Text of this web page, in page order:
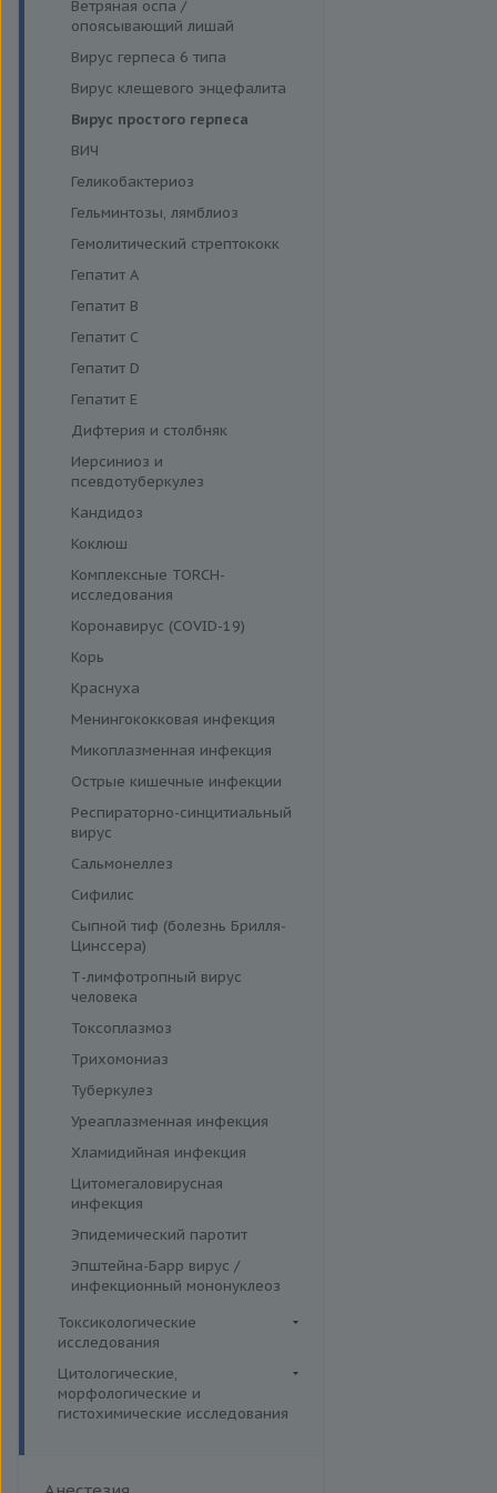
Функция поджелудочной
железы и диагностика
Моноцитарный эрлихиоз
Папилломавирусная инфекция
Парвовирус
Стрептококковая инфекция
Энтеровирусная инфекция
Ветряная оспа /
опоясывающий лишай
Вирус герпеса 6 типа
Вирус клещевого энцефалита
Вирус простого герпеса
ВИЧ
Геликобактериоз
Гельминтозы, лямблиоз
Гемолитический стрептококк
Гепатит A
Гепатит B
Гепатит C
Гепатит D
Гепатит E
Дифтерия и столбняк
Иерсиниоз и
псевдотуберкулез
Кандидоз
Коклюш
Комплексные TORCH-
исследования
Коронавирус (COVID-19)
Корь
Краснуха
Менингококковая инфекция
Микоплазменная инфекция
Острые кишечные инфекции
Респираторно-синцитиальный
вирус
Сальмонеллез
Сифилис
Сыпной тиф (болезнь Брилля-
Цинссера)
Т-лимфотропный вирус
человека
Токсоплазмоз
Трихомониаз
Туберкулез
Уреаплазменная инфекция
Хламидийная инфекция
Цитомегаловирусная
инфекция
Эпидемический паротит
Эпштейна-Барр вирус /
инфекционный мононуклеоз
Токсикологические
исследования
Комплексные исследования
Вирусные гепатиты
Ежегодные обследования
Интимное здоровье
Лекарственный мониторинг
Цитологические,
морфологические и
гистохимические исследования